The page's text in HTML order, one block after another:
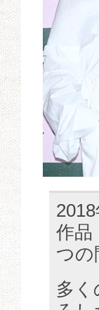
作品
つの
多